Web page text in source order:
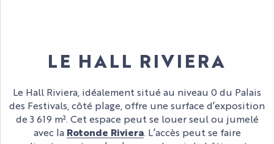
LE HALL RIVIERA
Le Hall Riviera, idéalement situé au niveau 0 du Palais
des Festivals, côté plage, offre une surface d’exposition
de 3 619 m². Cet espace peut se louer seul ou jumelé
avec la Rotonde Riviera. L’accès peut se faire